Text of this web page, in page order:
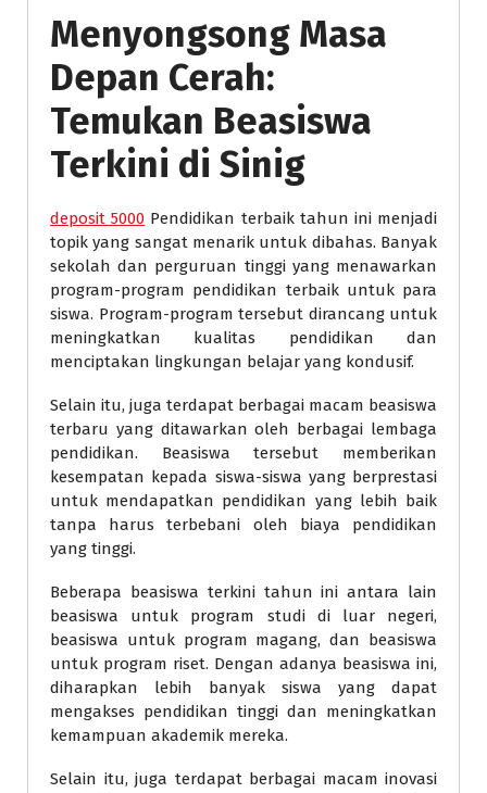
Menyongsong Masa
Depan Cerah:
Temukan Beasiswa
Terkini di Sinig
deposit 5000 Pendidikan terbaik tahun ini menjadi
topik yang sangat menarik untuk dibahas. Banyak
sekolah dan perguruan tinggi yang menawarkan
program-program pendidikan terbaik untuk para
siswa. Program-program tersebut dirancang untuk
meningkatkan kualitas pendidikan dan
menciptakan lingkungan belajar yang kondusif.
Selain itu, juga terdapat berbagai macam beasiswa
terbaru yang ditawarkan oleh berbagai lembaga
pendidikan. Beasiswa tersebut memberikan
kesempatan kepada siswa-siswa yang berprestasi
untuk mendapatkan pendidikan yang lebih baik
tanpa harus terbebani oleh biaya pendidikan
yang tinggi.
Beberapa beasiswa terkini tahun ini antara lain
beasiswa untuk program studi di luar negeri,
beasiswa untuk program magang, dan beasiswa
untuk program riset. Dengan adanya beasiswa ini,
diharapkan lebih banyak siswa yang dapat
mengakses pendidikan tinggi dan meningkatkan
kemampuan akademik mereka.
Selain itu, juga terdapat berbagai macam inovasi